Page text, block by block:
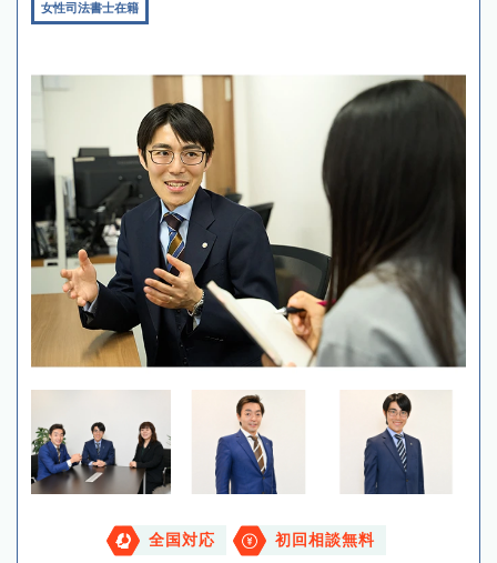
女性司法書士在籍
全国対応 初回相談無料